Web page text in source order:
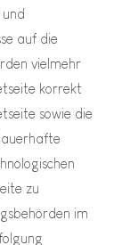
auf die
vielmehr
korrekt
sowie die
zu
im